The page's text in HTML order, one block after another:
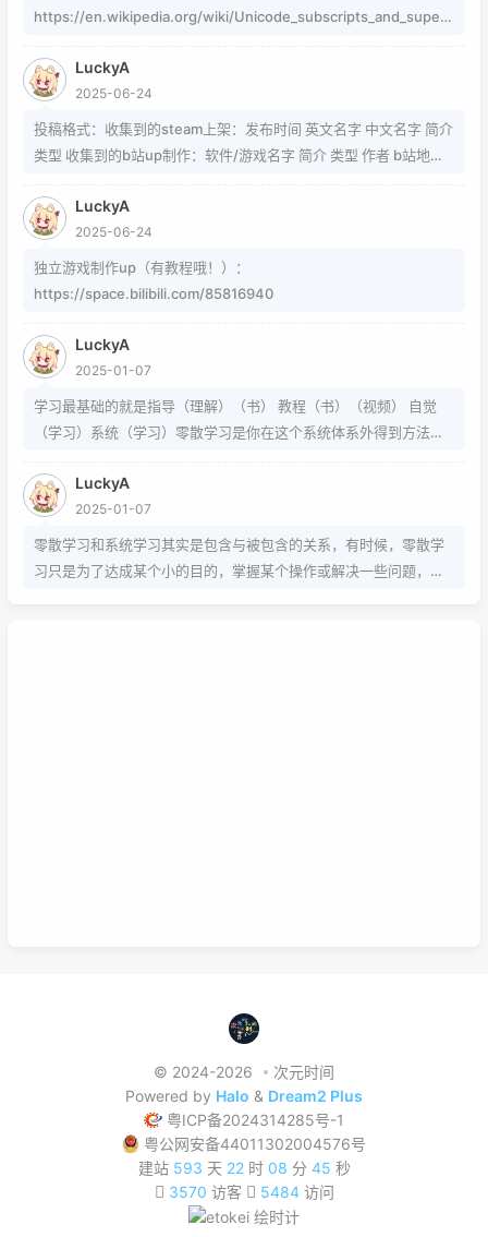
https://en.wikipedia.org/wiki/Unicode_subscripts_and_supers
https://www.jiuwa.net/xzm/ 相关问题可以在这里找到
https://www.zhihu.com/question/54913586/answer/8092801
89 https://www.zhihu.com/question/339693605 事实上用的是
word中的Cambria Math和Helvetica字体弄出来的 但经过试验发
的就不需要我教了 上标:sup 下标:sub 上标:上标文字 下标:下标文字
当然网页中就需要代码了
LuckyA
2025-06-24
投稿格式：收集到的steam上架：发布时间 英文名字 中文名字 简介
类型 收集到的b站up制作：软件/游戏名字 简介 类型 作者 b站地址
LuckyA
2025-06-24
独立游戏制作up（有教程哦！）：
https://space.bilibili.com/85816940
LuckyA
2025-01-07
学习最基础的就是指导（理解）（书） 教程（书）（视频） 自觉
（学习）系统（学习）零散学习是你在这个系统体系外得到方法的
LuckyA
2025-01-07
零散学习和系统学习其实是包含与被包含的关系，有时候，零散学
习只是为了达成某个小的目的，掌握某个操作或解决一些问题，而
© 2024-2026
次元时间
Powered by Halo & Dream2 Plus
粤ICP备2024314285号-1
粤公网安备44011302004576号
建站 593 天 22 时 08 分 46 秒
3570 访客 5484 访问